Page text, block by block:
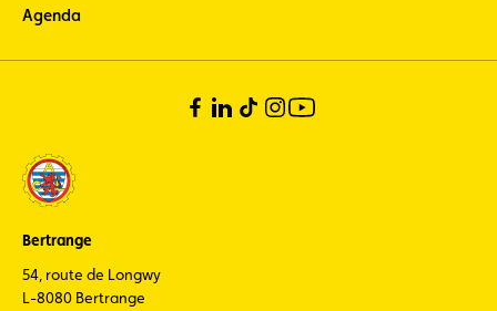
Agenda
Bertrange
54, route de Longwy
L-8080 Bertrange